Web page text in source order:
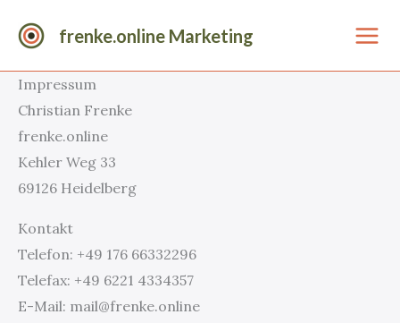
Inhalt
frenke.online Marketing
Impressum
Christian Frenke
frenke.online
Kehler Weg 33
69126 Heidelberg
Kontakt
Telefon: +49 176 66332296
Telefax: +49 6221 4334357
E-Mail: mail@frenke.online